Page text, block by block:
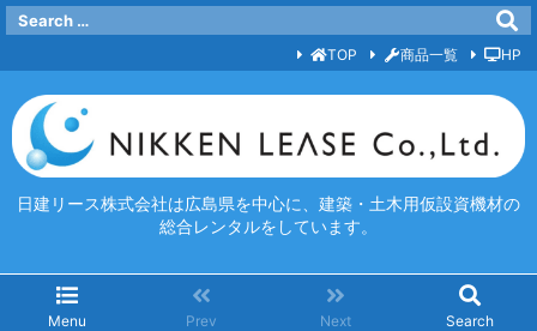
日建リース株式会社は広島県を中心に、建築・土木用仮設資機材の
総合レンタルをしています。
Menu Prev Next Search
TOP 商品一覧 HP